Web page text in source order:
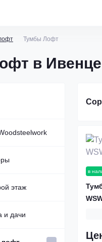
Тумбы Лофт
в Ивенце
комплексы
этаж
металла
и дачи
в